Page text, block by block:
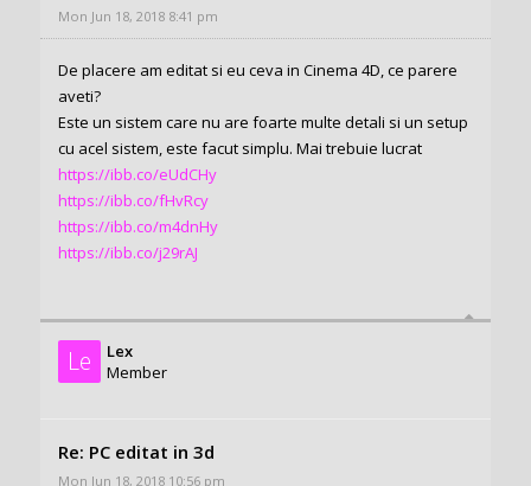
Mon Jun 18, 2018 8:41 pm
De placere am editat si eu ceva in Cinema 4D, ce parere
aveti?
Este un sistem care nu are foarte multe detali si un setup
cu acel sistem, este facut simplu. Mai trebuie lucrat
https://ibb.co/eUdCHy
https://ibb.co/fHvRcy
https://ibb.co/m4dnHy
https://ibb.co/j29rAJ
Le
Lex
Member
Re: PC editat in 3d
Mon Jun 18, 2018 10:56 pm